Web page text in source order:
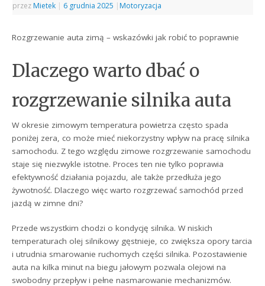
przez Mietek | 6 grudnia 2025 | Motoryzacja
Rozgrzewanie auta zimą – wskazówki jak robić to poprawnie
Dlaczego warto dbać o
rozgrzewanie silnika auta
W okresie zimowym temperatura powietrza często spada
poniżej zera, co może mieć niekorzystny wpływ na pracę silnika
samochodu. Z tego względu zimowe rozgrzewanie samochodu
staje się niezwykle istotne. Proces ten nie tylko poprawia
efektywność działania pojazdu, ale także przedłuża jego
żywotność. Dlaczego więc warto rozgrzewać samochód przed
jazdą w zimne dni?
Przede wszystkim chodzi o kondycję silnika. W niskich
temperaturach olej silnikowy gęstnieje, co zwiększa opory tarcia
i utrudnia smarowanie ruchomych części silnika. Pozostawienie
auta na kilka minut na biegu jałowym pozwala olejowi na
swobodny przepływ i pełne nasmarowanie mechanizmów.